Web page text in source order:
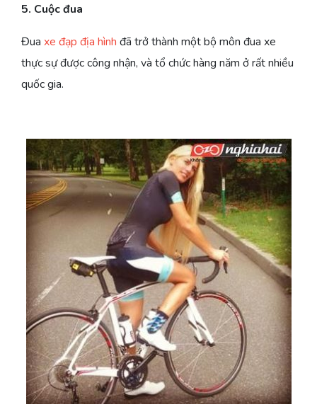
5. Cuộc đua
Đua xe đạp địa hình đã trở thành một bộ môn đua xe
thực sự được công nhận, và tổ chức hàng năm ở rất nhiều
quốc gia.